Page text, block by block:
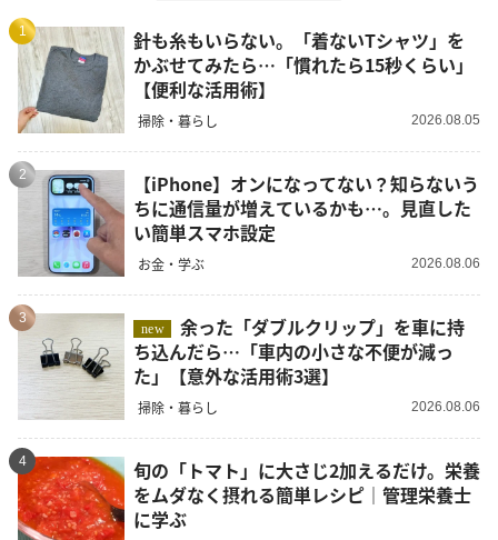
1
針も糸もいらない。「着ないTシャツ」を
かぶせてみたら…「慣れたら15秒くらい」
【便利な活用術】
掃除・暮らし 2026.08.05
2
【iPhone】オンになってない？知らないう
ちに通信量が増えているかも…。見直した
い簡単スマホ設定
お金・学ぶ 2026.08.06
3
new
余った「ダブルクリップ」を車に持
ち込んだら…「車内の小さな不便が減っ
た」【意外な活用術3選】
掃除・暮らし 2026.08.06
4
旬の「トマト」に大さじ2加えるだけ。栄養
をムダなく摂れる簡単レシピ｜管理栄養士
に学ぶ